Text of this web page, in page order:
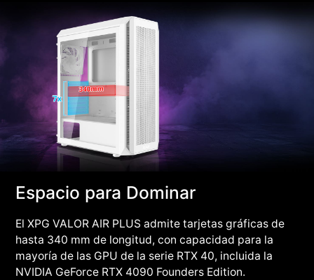
Espacio para Dominar
El XPG VALOR AIR PLUS admite tarjetas gráficas de
hasta 340 mm de longitud, con capacidad para la
mayoría de las GPU de la serie RTX 40, incluida la
NVIDIA GeForce RTX 4090 Founders Edition.